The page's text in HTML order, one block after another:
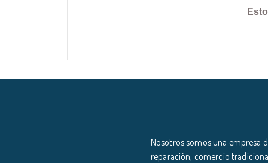
Nosotros somos una empresa
reparación, comercio